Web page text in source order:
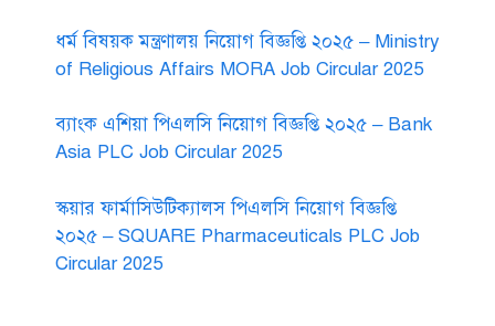
ধর্ম বিষয়ক মন্ত্রণালয় নিয়োগ বিজ্ঞপ্তি ২০২৫ – Ministry
of Religious Affairs MORA Job Circular 2025
ব্যাংক এশিয়া পিএলসি নিয়োগ বিজ্ঞপ্তি ২০২৫ – Bank
Asia PLC Job Circular 2025
স্কয়ার ফার্মাসিউটিক্যালস পিএলসি নিয়োগ বিজ্ঞপ্তি
২০২৫ – SQUARE Pharmaceuticals PLC Job
Circular 2025